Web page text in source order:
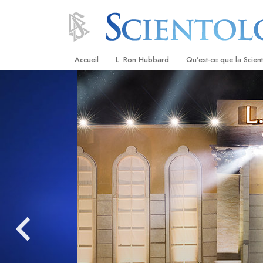
Accueil L. Ron Hubbard Qu’est-ce que la
Credos et Codes de
Les scientologues et
Rencontrez un
À l’intérieur d’une
Les principes de base
Scientologie
La Dianétique : Une